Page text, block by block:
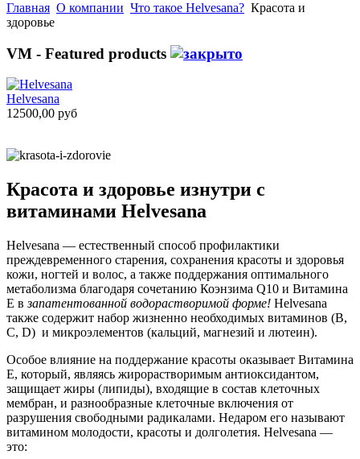
Главная О компании Что такое Helvesana? Красота и
здоровье
VM - Featured products
Helvesana
12500,00 руб
Красота и здоровье изнутри с
витаминами Helvesana
Helvesana — естественный способ профилактики
преждевременного старения, сохранения красоты и здоровья
кожи, ногтей и волос, а также поддержания оптимального
метаболизма благодаря сочетанию Коэнзима Q10 и Витамина
Е взапатентованной водорастворимой форме! Helvesana
также содержит набор жизненно необходимых витаминов (B,
C, D) и микроэлементов (кальций, магнезий и лютеин).
Особое влияние на поддержание красоты оказывает Витамина
Е, который, являясь жирорастворимым антиоксидантом,
защищает жиры (липиды), входящие в состав клеточных
мембран, и разнообразные клеточные включения от
разрушения свободными радикалами. Недаром его называют
витамином молодости, красоты и долголетия. Helvesana —
это: